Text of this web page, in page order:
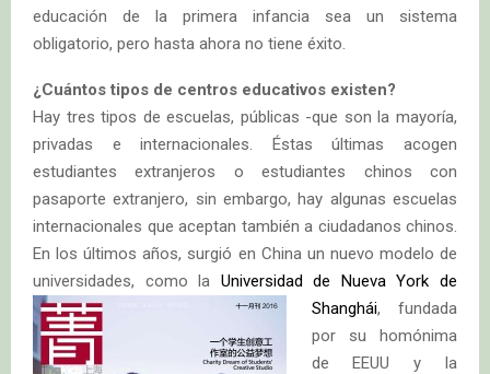
educación de la primera infancia sea un sistema
obligatorio, pero hasta ahora no tiene éxito.
¿Cuántos tipos de centros educativos existen?
Hay tres tipos de escuelas, públicas -que son la mayoría,
privadas e internacionales. Éstas últimas acogen
estudiantes extranjeros o estudiantes chinos con
pasaporte extranjero, sin embargo, hay algunas escuelas
internacionales que aceptan también a ciudadanos chinos.
En los últimos años, surgió en China un nuevo modelo de
universidades, como la Universidad de Nueva York de
Shanghái, fundada
por su homónima
de EEUU y la